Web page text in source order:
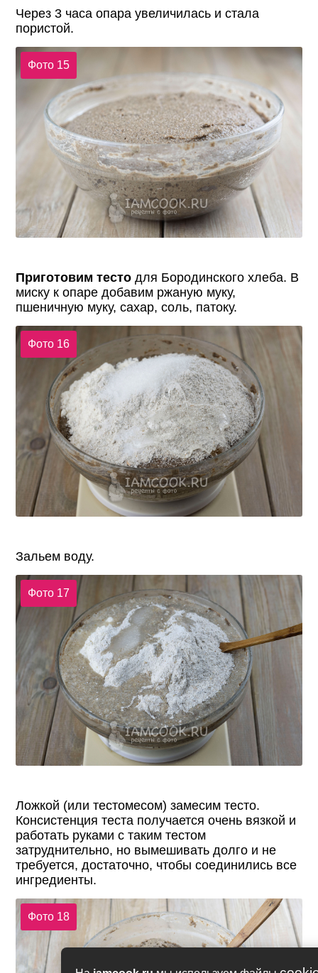
Через 3 часа опара увеличилась и стала
пористой.
Фото 15
Приготовим тесто для Бородинского хлеба. В
миску к опаре добавим ржаную муку,
пшеничную муку, сахар, соль, патоку.
Фото 16
Зальем воду.
Фото 17
Ложкой (или тестомесом) замесим тесто.
Консистенция теста получается очень вязкой и
работать руками с таким тестом
затруднительно, но вымешивать долго и не
требуется, достаточно, чтобы соединились все
ингредиенты.
Фото 18